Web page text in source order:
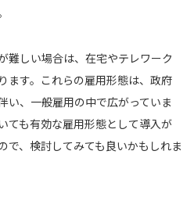
難しい場合は、在宅やテレワーク
ます。これらの雇用形態は、政府
い、一般雇用の中で広がっていま
ても有効な雇用形態として導入が
で、検討してみても良いかもしれま